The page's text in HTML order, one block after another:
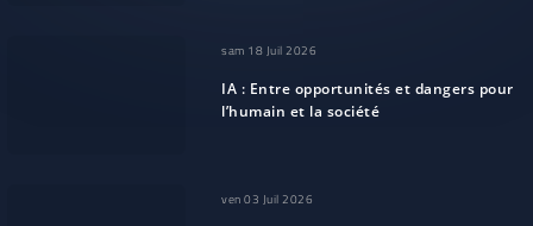
sam 18 Juil 2026
IA : Entre opportunités et dangers pour
l’humain et la société
ven 03 Juil 2026